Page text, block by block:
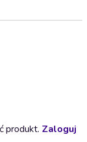
produkt. Zaloguj